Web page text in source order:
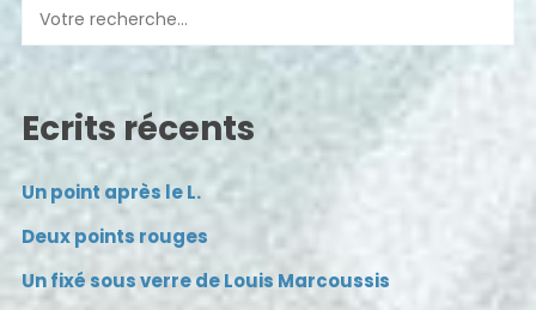
Ecrits récents
Un point après le L.
Deux points rouges
Un fixé sous verre de Louis Marcoussis